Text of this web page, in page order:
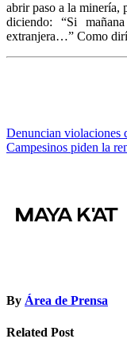
abrir paso a la minería,
diciendo: “Si
extranjera…” Como
Navegación
de
Denuncian violaciones
Campesinos piden la
By Área de Prensa
Related Post